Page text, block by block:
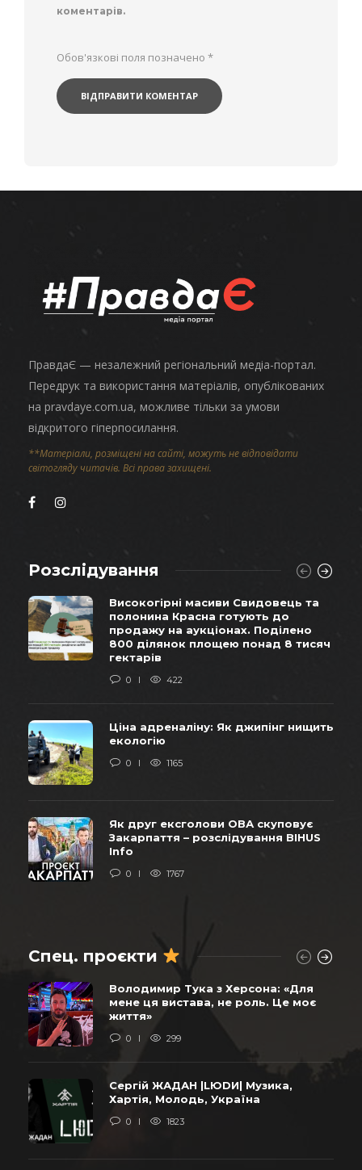
коментарів.
Обов'язкові поля позначено *
ПравдаЄ — незалежний регіональний медіа-портал.
Передрук та використання матеріалів, опублікованих
на pravdaye.com.ua, можливе тільки за умови
відкритого гіперпосилання.
**Матеріали, розміщені на сайті, можуть не відповідати
світогляду читачів. Всі права захищені.
Розслідування
Високогірні масиви Свидовець та
полонина Красна готують до
продажу на аукціонах. Поділено
800 ділянок площею понад 8 тисяч
гектарів
0 422
Ціна адреналіну: Як джипінг нищить
екологію
0 1165
Як друг ексголови ОВА скуповує
Закарпаття – розслідування BIHUS
Info
0 1767
Спец. проєкти
Володимир Тука з Херсона: «Для
мене ця вистава, не роль. Це моє
життя»
0 299
Сергій ЖАДАН |LЮDИ| Музика,
Хартія, Молодь, Україна
0 1823